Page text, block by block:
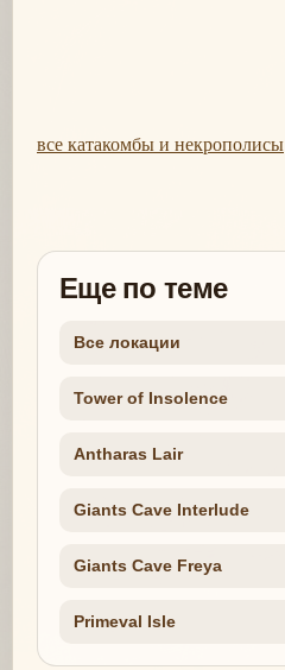
все катакомбы и некрополисы
Еще по теме
Все локации
Tower of Insolence
Antharas Lair
Giants Cave Interlude
Giants Cave Freya
Primeval Isle